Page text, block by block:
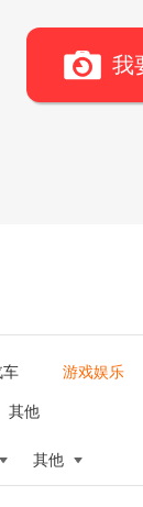
我
车 游戏娱乐
其他
其他